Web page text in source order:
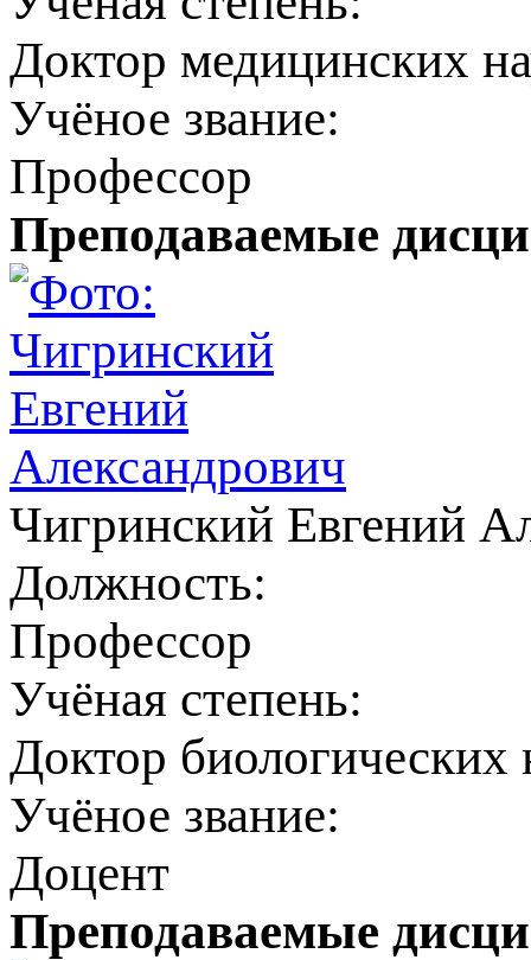
Доктор медицинских
Учёное звание:
Профессор
Преподаваемые
Чигринский Евгений
Должность:
Профессор
Учёная степень:
Доктор биологических
Учёное звание:
Доцент
Преподаваемые